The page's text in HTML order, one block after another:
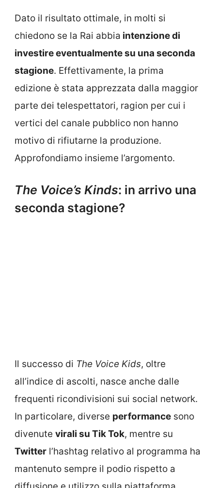
Dato il risultato ottimale, in molti si
chiedono se la Rai abbia intenzione di
investire eventualmente su una seconda
stagione. Effettivamente, la prima
edizione è stata apprezzata dalla maggior
parte dei telespettatori, ragion per cui i
vertici del canale pubblico non hanno
motivo di rifiutarne la produzione.
Approfondiamo insieme l’argomento.
The Voice’s Kinds: in arrivo una
seconda stagione?
Il successo di The Voice Kids, oltre
all’indice di ascolti, nasce anche dalle
frequenti ricondivisioni sui social network.
In particolare, diverse performance sono
divenute virali su Tik Tok, mentre su
Twitter l’hashtag relativo al programma ha
mantenuto sempre il podio rispetto a